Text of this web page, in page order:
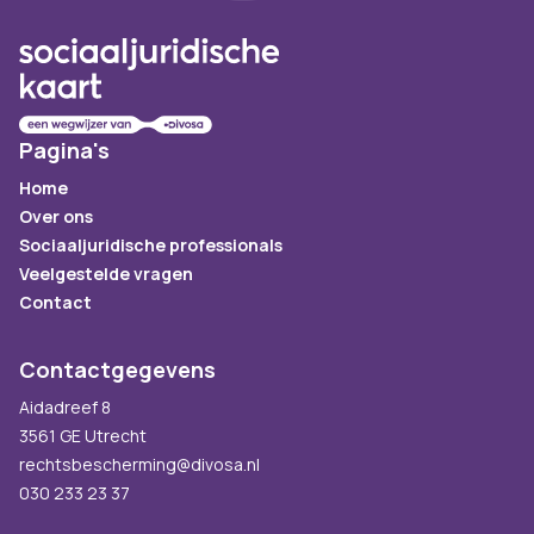
Pagina's
Home
Over ons
Sociaaljuridische professionals
Veelgestelde vragen
Contact
Contactgegevens
Aidadreef 8
3561 GE Utrecht
rechtsbescherming@divosa.nl
030 233 23 37